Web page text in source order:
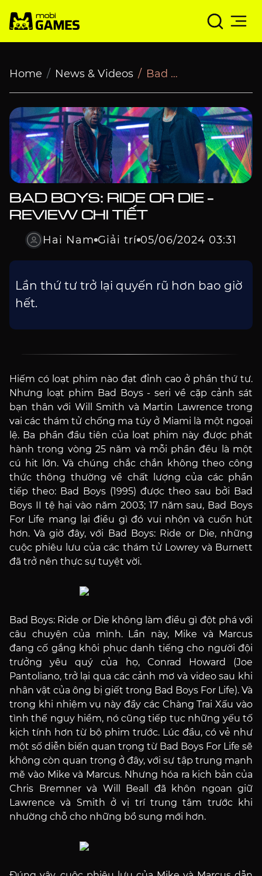
Home News & Videos Bad Boys: Ride or Die - Review chi tiết
BAD BOYS: RIDE OR DIE -
REVIEW CHI TIẾT
Hai Nam Giải trí 05/06/2024 03:31
Lần thứ tư trở lại quyến rũ hơn bao giờ
hết.
Hiếm có loạt phim nào đạt đỉnh cao ở phần thứ tư.
Nhưng loạt phim Bad Boys - seri về cặp cảnh sát
bạn thân với Will Smith và Martin Lawrence trong
vai các thám tử chống ma túy ở Miami là một ngoại
lệ. Ba phần đầu tiên của loạt phim này được phát
hành trong vòng 25 năm và mỗi phần đều là một
cú hit lớn. Và chúng chắc chắn không theo công
thức thông thường về chất lượng của các phần
tiếp theo: Bad Boys (1995) được theo sau bởi Bad
Boys II tệ hại vào năm 2003; 17 năm sau, Bad Boys
For Life mang lại điều gì đó vui nhộn và cuốn hút
hơn. Và giờ đây, với Bad Boys: Ride or Die, những
cuộc phiêu lưu của các thám tử Lowrey và Burnett
đã trở nên thực sự tuyệt vời.
Bad Boys: Ride or Die không làm điều gì đột phá với
câu chuyện của mình. Lần này, Mike và Marcus
đang cố gắng khôi phục danh tiếng cho người đội
trưởng yêu quý của họ, Conrad Howard (Joe
Pantoliano, trở lại qua các cảnh mơ và video sau khi
nhân vật của ông bị giết trong Bad Boys For Life). Và
trong khi nhiệm vụ này đẩy các Chàng Trai Xấu vào
tình thế nguy hiểm, nó cũng tiếp tục những yếu tố
kịch tính hơn từ bộ phim trước. Lúc đầu, có vẻ như
một số diễn biến quan trọng từ Bad Boys For Life sẽ
không còn quan trọng ở đây, với sự tập trung mạnh
mẽ vào Mike và Marcus. Nhưng hóa ra kịch bản của
Chris Bremner và Will Beall đã khôn ngoan giữ
Lawrence và Smith ở vị trí trung tâm trước khi
nhường chỗ cho những bổ sung mới hơn.